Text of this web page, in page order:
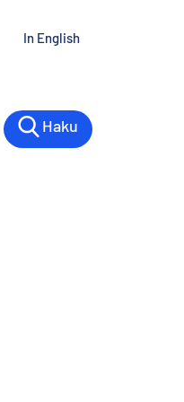
In English
Haku